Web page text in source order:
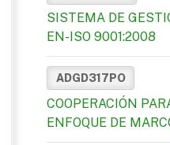
SISTEMA DE
EN-ISO 9001:2008
ADGD317PO
COOPERACIÓN
ENFOQUE DE